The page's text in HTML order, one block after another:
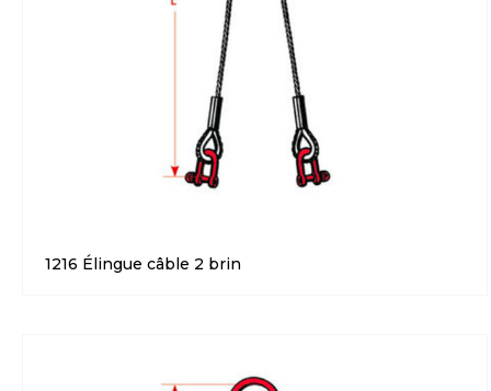
1216 Élingue câble 2 brin